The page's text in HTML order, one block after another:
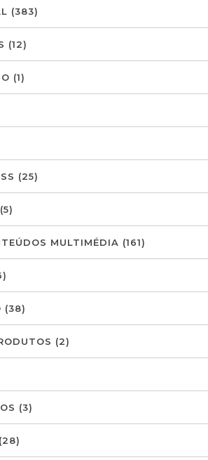
(383)
(12)
(1)
(25)
(5)
MULTIMÉDIA (161)
(38)
(2)
(3)
(28)